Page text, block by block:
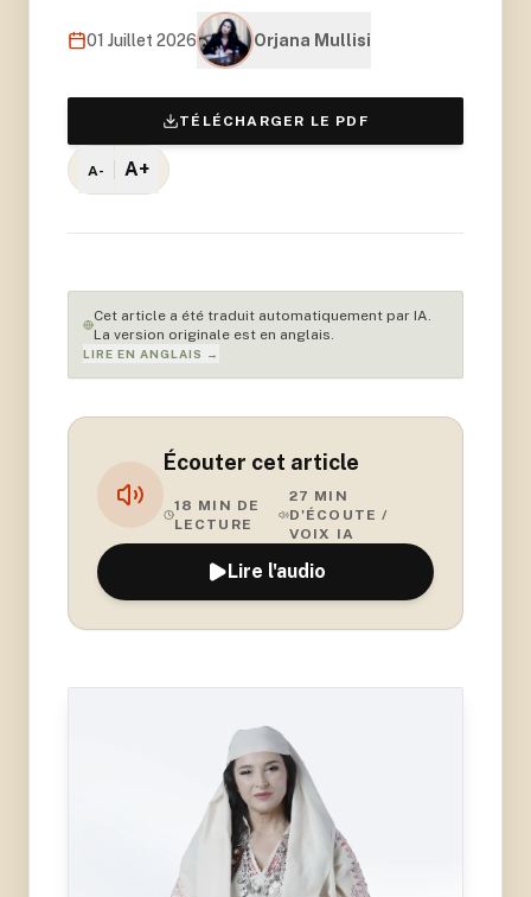
01 Juillet 2026 Orjana Mullisi
TÉLÉCHARGER LE PDF
A- A+
Cet article a été traduit automatiquement par IA.
La version originale est en anglais.
LIRE EN ANGLAIS →
Écouter cet article
18 MIN DE
LECTURE
27 MIN
D'ÉCOUTE /
VOIX IA
Lire l'audio